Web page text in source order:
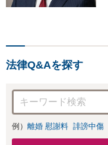
法律Q&Aを探す
例） 離婚 慰謝料 誹謗中傷